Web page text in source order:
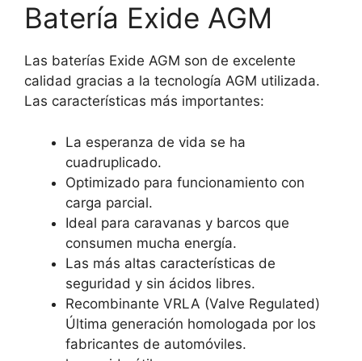
Batería Exide AGM
Las baterías Exide AGM son de excelente
calidad gracias a la tecnología AGM utilizada.
Las características más importantes:
La esperanza de vida se ha
cuadruplicado.
Optimizado para funcionamiento con
carga parcial.
Ideal para caravanas y barcos que
consumen mucha energía.
Las más altas características de
seguridad y sin ácidos libres.
Recombinante VRLA (Valve Regulated)
Última generación homologada por los
fabricantes de automóviles.